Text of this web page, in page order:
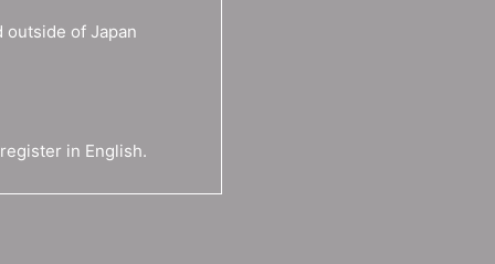
outside of Japan
in English.